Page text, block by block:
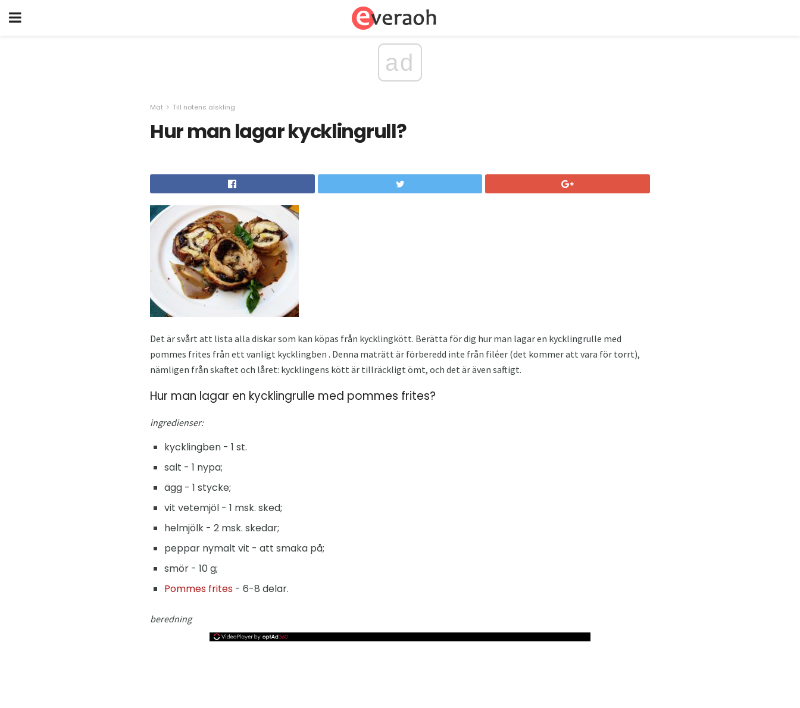
ad
Mat Till notens älskling
Hur man lagar kycklingrull?
Det är svårt att lista alla diskar som kan köpas från kycklingkött. Berätta för dig hur man lagar en kycklingrulle med
pommes frites från ett vanligt kycklingben . Denna maträtt är förberedd inte från filéer (det kommer att vara för torrt),
nämligen från skaftet och låret: kycklingens kött är tillräckligt ömt, och det är även saftigt.
Hur man lagar en kycklingrulle med pommes frites?
ingredienser:
kycklingben - 1 st.
salt - 1 nypa;
ägg - 1 stycke;
vit vetemjöl - 1 msk. sked;
helmjölk - 2 msk. skedar;
peppar nymalt vit - att smaka på;
smör - 10 g;
Pommes frites - 6-8 delar.
beredning